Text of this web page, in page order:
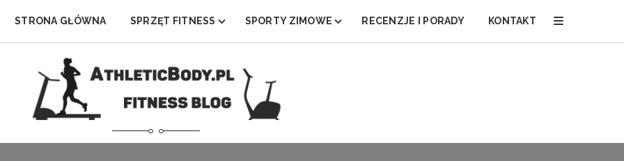
STRONA GŁÓWNA SPRZĘT FITNESS
RANKING ROWERÓW STACJONARNYCH
RANKING BIEŻNI
SPORTY ZIMOWE
RANKING NART
RANKING KASKÓW NARCIARSKICH
RECENZJE I PORADY KONTAKT